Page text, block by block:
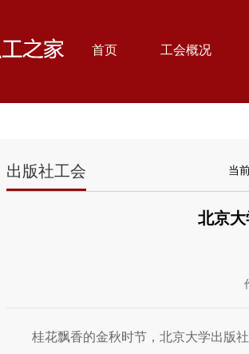
首页 工会概况
出版社工会 当
北京
桂花飘香的金秋时节，北京大学出版